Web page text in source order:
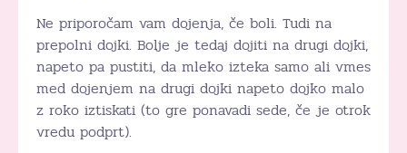
Ne priporočam vam dojenja, če boli. Tudi na
prepolni dojki. Bolje je tedaj dojiti na drugi dojki,
napeto pa pustiti, da mleko izteka samo ali vmes
med dojenjem na drugi dojki napeto dojko malo
z roko iztiskati (to gre ponavadi sede, če je otrok
vredu podprt).